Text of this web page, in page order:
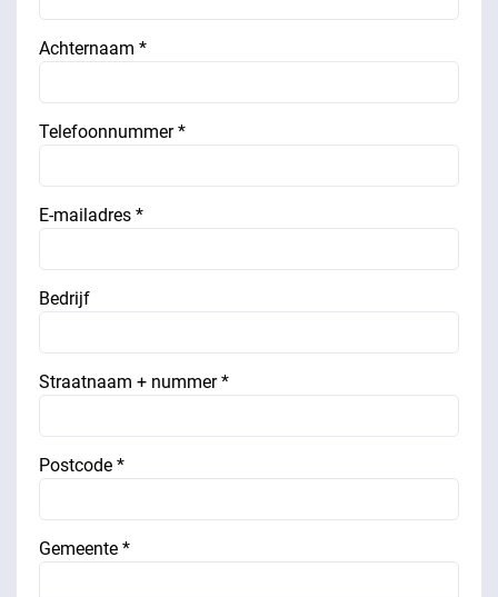
Achternaam *
Telefoonnummer *
E-mailadres *
Bedrijf
Straatnaam + nummer *
Postcode *
Gemeente *